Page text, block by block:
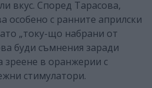
вкус. Според Тарасова,
особено с ранните априлски
„току-що набрани от
буди съмнения заради
зреене в оранжерии с
стимулатори.